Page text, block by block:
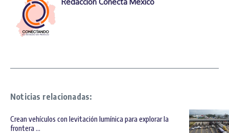
Noticias relacionadas:
Crean vehículos con levitación lumínica para explorar la
frontera ...